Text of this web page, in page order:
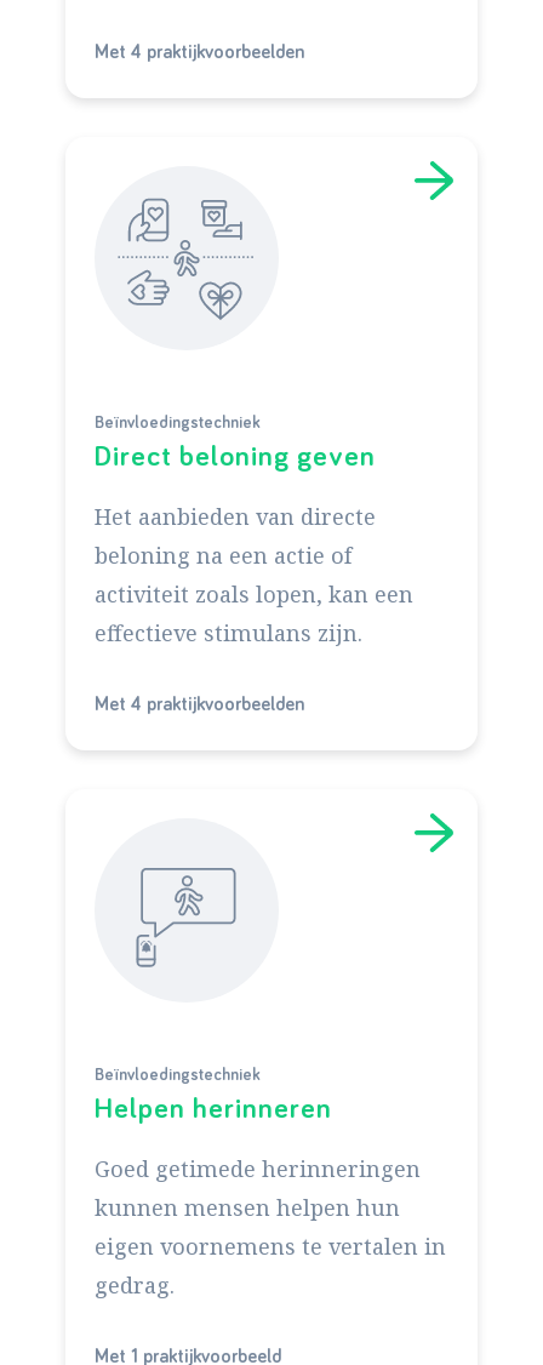
Met 4 praktijkvoorbeelden
Beïnvloedingstechniek
Direct beloning geven
Het aanbieden van directe
beloning na een actie of
activiteit zoals lopen, kan een
effectieve stimulans zijn.
Met 4 praktijkvoorbeelden
Beïnvloedingstechniek
Helpen herinneren
Goed getimede herinneringen
kunnen mensen helpen hun
eigen voornemens te vertalen in
gedrag.
Met 1 praktijkvoorbeeld